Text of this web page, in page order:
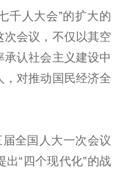
千人大会”的扩大的
会议，不仅以其空
认社会主义建设中
对推动国民经济全
全国人大一次会议
“四个现代化”的战